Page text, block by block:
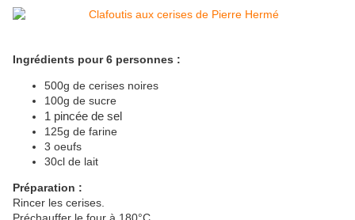
Ingrédients pour 6 personnes :
500g de cerises noires
100g de sucre
1 pincée de sel
125g de farine
3 oeufs
30cl de lait
Préparation :
Rincer les cerises.